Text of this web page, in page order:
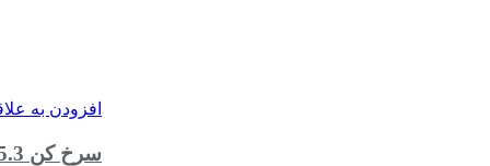
افزودن به
سرخ کن 5.3 لیتری بدون روغن نیولند مدل Fryer without oil NEWLAND NL-2921BS